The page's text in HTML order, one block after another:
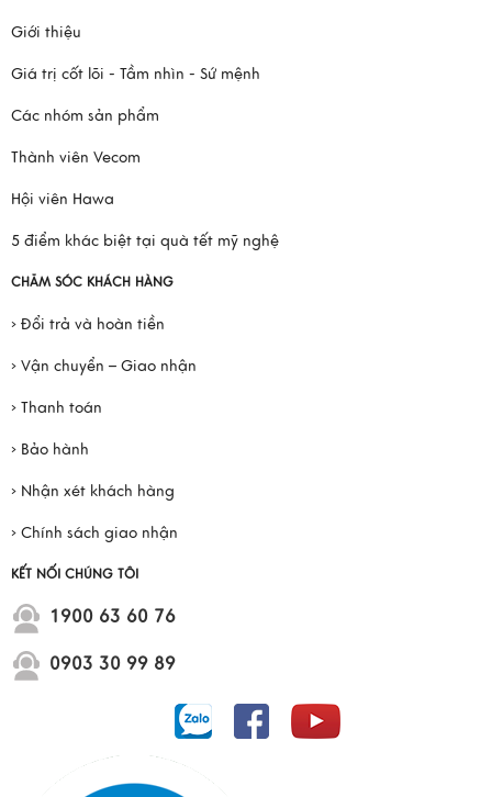
Giới thiệu
Giá trị cốt lõi - Tầm nhìn - Sứ mệnh
Các nhóm sản phẩm
Thành viên Vecom
Hội viên Hawa
5 điểm khác biệt tại quà tết mỹ nghệ
CHĂM SÓC KHÁCH HÀNG
› Đổi trả và hoàn tiền
› Vận chuyển – Giao nhận
› Thanh toán
› Bảo hành
› Nhận xét khách hàng
› Chính sách giao nhận
KẾT NỐI CHÚNG TÔI
1900 63 60 76
0903 30 99 89